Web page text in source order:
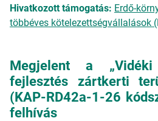
Hivatkozott támogatás: Erdő-
többéves kötelezettségvállalások
Megjelent a „Vidéki
fejlesztés zártkerti
(KAP-RD42a-1-26
felhívás